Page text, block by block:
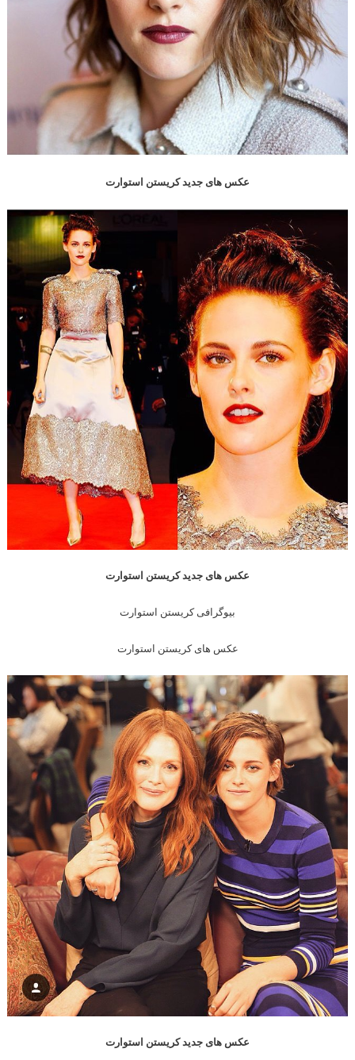
عکس های جدید کریستن استوارت
عکس های جدید کریستن استوارت
بیوگرافی کریستن استوارت
عکس های کریستن استوارت
عکس های جدید کریستن استوارت